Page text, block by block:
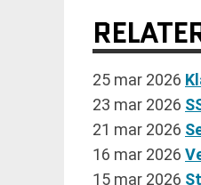
25 mar 2026
23 mar 2026
21 mar 2026
16 mar 2026
15 mar 2026